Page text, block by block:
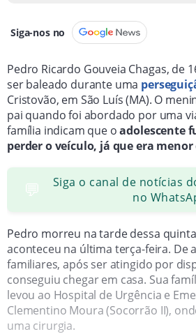
Siga-nos no
Pedro Ricardo Gouveia Chagas, de
ser baleado durante uma
Cristovão, em São Luís (MA). O
pai quando foi abordado por uma
família indicam que oadolescente
perder o veículo, já que era menor
💬
Siga o canal de notícias
no
Pedro morreu na tarde dessa
aconteceu na última terça-feira. De
familiares, após ser atingido por
conseguiu chegar em casa. Sua
levou ao Hospital de Urgência e
Clementino Moura (Socorrão II),
uma cirurgia.